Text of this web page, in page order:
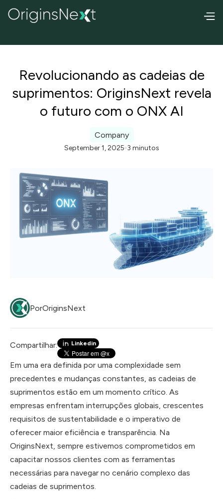
Revolucionando as cadeias de
suprimentos: OriginsNext revela
o futuro com o ONX AI
Company
September 1, 2025 3 minutos
PorOriginsNext
Compartilhar: Linkedin
Em uma era definida por uma complexidade sem
precedentes e mudanças constantes, as cadeias de
suprimentos estão em um momento crítico. As
empresas enfrentam interrupções globais, crescentes
requisitos de sustentabilidade e o imperativo de
oferecer maior eficiência e transparência. Na
OriginsNext, sempre estivemos comprometidos em
capacitar nossos clientes com as ferramentas
necessárias para navegar no cenário complexo das
cadeias de suprimentos.